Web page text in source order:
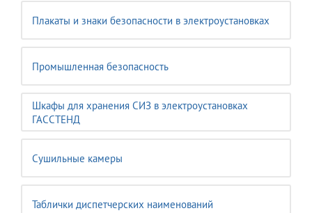
Плакаты и знаки безопасности в электроустановках
Промышленная безопасность
Шкафы для хранения СИЗ в электроустановках
ГАССТЕНД
Сушильные камеры
Таблички диспетчерских наименований